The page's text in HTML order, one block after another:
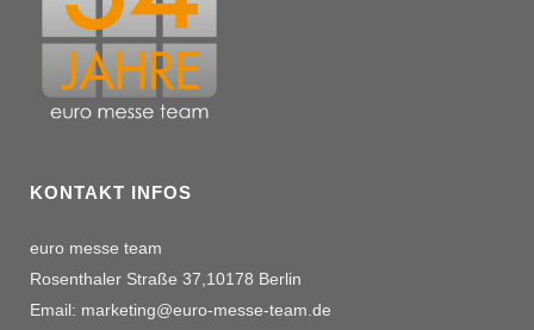
KONTAKT INFOS
euro messe team
Rosenthaler Straße 37,10178 Berlin
Email: marketing@euro-messe-team.de